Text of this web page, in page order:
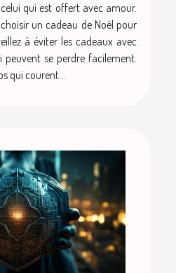
qui est offert avec amour.
un cadeau de Noël pour
à éviter les cadeaux avec
peuvent se perdre facilement.
qui courent...